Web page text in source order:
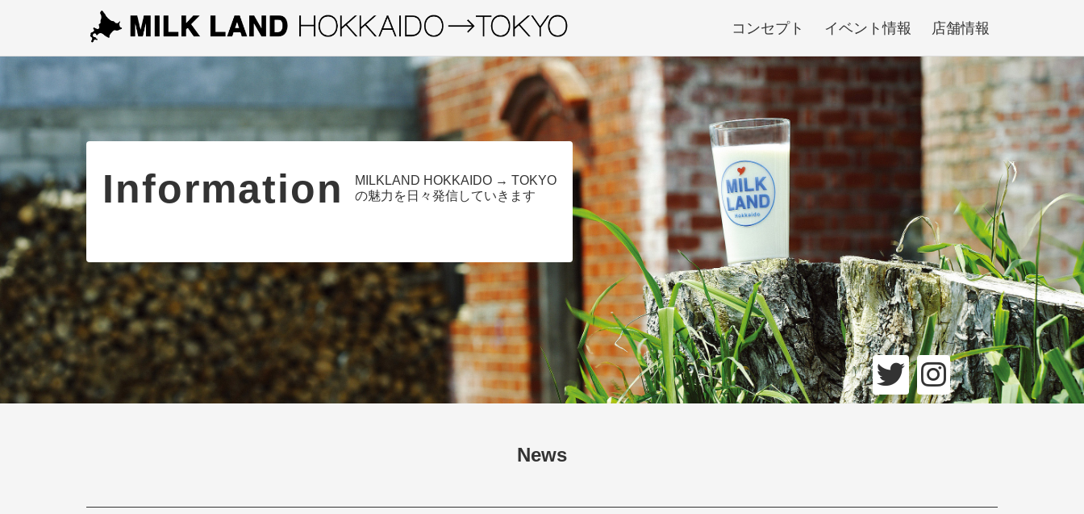
コンセプト イベント情報 店舗情報
Information
MILKLAND HOKKAIDO → TOKYO
の魅力を日々発信していきます
News